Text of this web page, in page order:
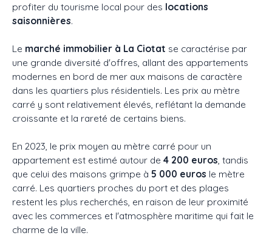
profiter du tourisme local pour des locations
saisonnières.
Le marché immobilier à La Ciotat se caractérise par
une grande diversité d'offres, allant des appartements
modernes en bord de mer aux maisons de caractère
dans les quartiers plus résidentiels. Les prix au mètre
carré y sont relativement élevés, reflétant la demande
croissante et la rareté de certains biens.
En 2023, le prix moyen au mètre carré pour un
appartement est estimé autour de 4 200 euros, tandis
que celui des maisons grimpe à 5 000 euros le mètre
carré. Les quartiers proches du port et des plages
restent les plus recherchés, en raison de leur proximité
avec les commerces et l'atmosphère maritime qui fait le
charme de la ville.